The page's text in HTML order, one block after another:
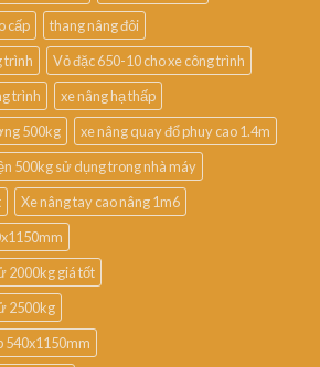
cấp
thang nâng đôi
trình
Vỏ đặc 650-10 cho xe công trình
trình
xe nâng hạ thấp
500kg
xe nâng quay đổ phuy cao 1.4m
500kg sử dụng trong nhà máy
Xe nâng tay cao nâng 1m6
2000kg giá tốt
2500kg
540x1150mm